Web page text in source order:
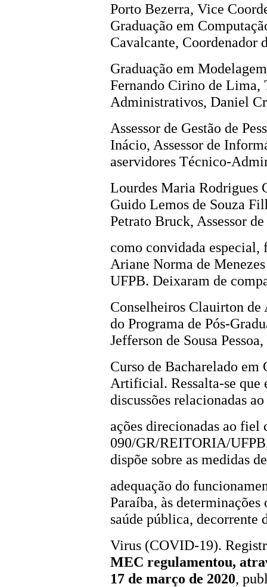
Porto Bezerra, Vice
Graduação em
Cavalcante, Coordenador
Graduação em
Fernando Cirino de Lima,
Administrativos, Daniel
Assessor de Gestão de
Inácio, Assessor de
aservidores Técnico-
Lourdes Maria Rodrigues
Guido Lemos de Souza
Petrato Bruck, Assessor
como convidada especial,
Ariane Norma de
UFPB. Deixaram de
Conselheiros Clauirton de
do Programa de Pós-
Jefferson de Sousa
Curso de Bacharelado
Artificial. Ressalta-se que
discussões relacionadas
ações direcionadas ao fiel
090/GR/REITORIA/
dispõe sobre as medidas
adequação do
Paraíba, às
saúde pública, decorrente
Virus (COVID-19).
MEC regulamentou,
17 de março de 2020,